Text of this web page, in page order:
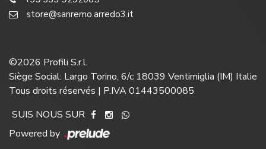
store@sanremo.arredo3.it
©2026 Profili S.r.l.
Siège Social: Largo Torino, 6/c 18039 Ventimiglia (IM) Italie
Tous droits réservés | P.IVA 01443500085
SUIS NOUS SUR
Powered by